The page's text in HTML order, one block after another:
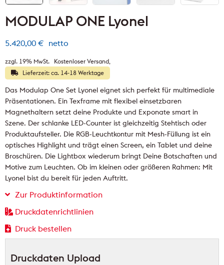
MODULAP ONE Lyonel
5.420,00 € netto
zzgl. 19% MwSt.
Kostenloser Versand
Lieferzeit: ca. 14-18 Werktage
Das Modulap One Set Lyonel eignet sich perfekt für multimediale
Präsentationen. Ein Texframe mit flexibel einsetzbaren
Magnethaltern setzt deine Produkte und Exponate smart in
Szene. Der schlanke LED-Counter ist gleichzeitig Stehtisch oder
Produktaufsteller. Die RGB-Leuchtkontur mit Mesh-Füllung ist ein
optisches Highlight und trägt einen Screen, ein Tablet und deine
Broschüren. Die Lightbox wiederum bringt Deine Botschaften und
Motive zum Leuchten. Ob im kleinen oder größeren Rahmen: Mit
Lyonel bist du bereit für jeden Auftritt.
Zur Produktinformation
Druckdatenrichtlinien
Druck bestellen
Druckdaten Upload